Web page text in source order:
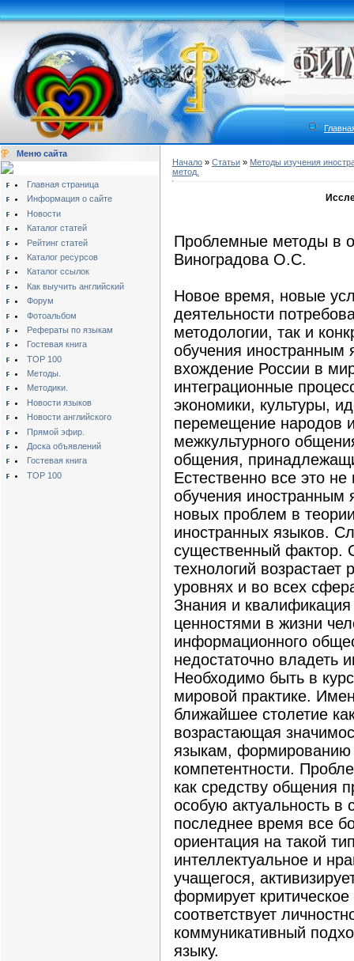
Меню сайта
Главная страница
Информация о сайте
Новости
Каталог статей
Рейтинг статей
Каталог ресурсов
Каталог ссылок
Как выучить английский
Форум
Фотоальбом
Рефераты по языкам
Гостевая книга
TOP 100
Методы.
Методики.
Новости языков
Новости английского
Прямой эфир.
Доска объявлений
Гостевая книга
TOP 100
Начало » Статьи » Методы изучения
метод.
Проблемные методы в
Виноградова О.С.
Новое время, новые
деятельности
методологии, так и
обучения иностранным
вхождение России в
интеграционные
экономики, культуры,
перемещение народов
межкультурного
общения,
Естественно все это
обучения иностранным
новых проблем в
иностранных языков.
существенный фактор.
технологий
уровнях и во всех
Знания и
ценностями в жизни
информационного
недостаточно владеть
Необходимо быть в
мировой практике.
ближайшее столетие
возрастающая
языкам, формированию
компетентности.
как средству общения
особую актуальность
последнее время все
ориентация на такой
интеллектуальное и
учащегося,
формирует
соответствует
коммуникативный
языку.